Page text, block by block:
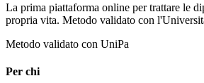
La prima piattaforma online per trattare le
propria vita. Metodo validato con
Metodo validato con UniPa
Per chi